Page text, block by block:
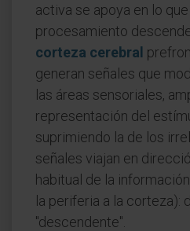
activa se apoya en lo
procesamiento
corteza cerebral
generan señales que
las áreas sensoriales,
representación del
suprimiendo la de los
señales viajan en
habitual de la
la periferia a la corteza):
"descendente".